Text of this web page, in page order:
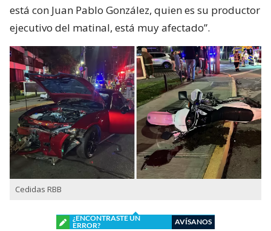
está con Juan Pablo González, quien es su productor
ejecutivo del matinal, está muy afectado”.
Cedidas RBB
¿ENCONTRASTE UN
ERROR?
AVÍSANOS